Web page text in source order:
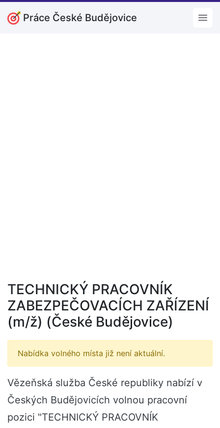
Práce České Budějovice
TECHNICKÝ PRACOVNÍK
ZABEZPEČOVACÍCH ZAŘÍZENÍ
(m/ž) (České Budějovice)
Nabídka volného místa již není aktuální.
Vězeňská služba České republiky nabízí v
Českých Budějovicích volnou pracovní
pozici "TECHNICKÝ PRACOVNÍK